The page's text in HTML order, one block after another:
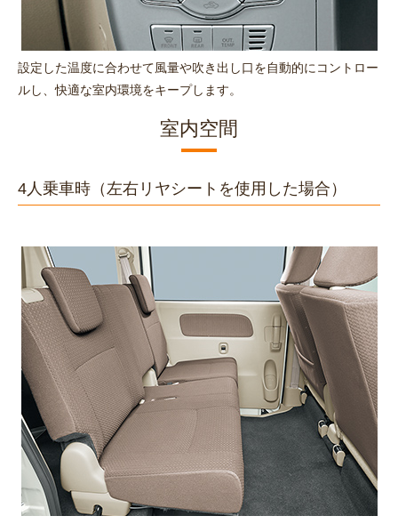
設定した温度に合わせて風量や吹き出し口を自動的にコントロー
ルし、快適な室内環境をキープします。
室内空間
4人乗車時（左右リヤシートを使用した場合）